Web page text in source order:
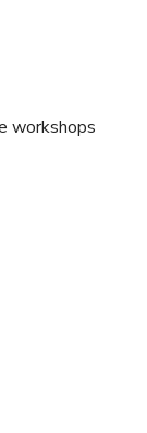
workshops